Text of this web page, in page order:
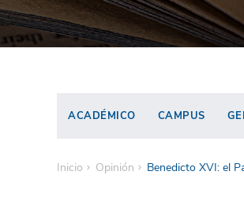
ACADÉMICO CAMPUS
Inicio Opinión Benedicto XVI: el